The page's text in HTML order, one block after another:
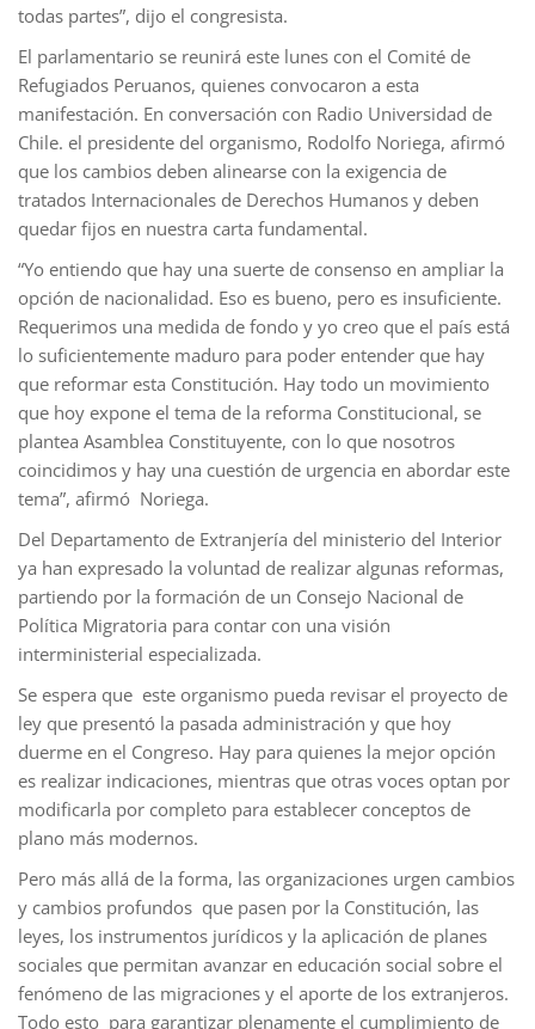
todas partes”, dijo el congresista.
El parlamentario se reunirá este lunes con el Comité de
Refugiados Peruanos, quienes convocaron a esta
manifestación. En conversación con Radio Universidad de
Chile. el presidente del organismo, Rodolfo Noriega, afirmó
que los cambios deben alinearse con la exigencia de
tratados Internacionales de Derechos Humanos y deben
quedar fijos en nuestra carta fundamental.
“Yo entiendo que hay una suerte de consenso en ampliar la
opción de nacionalidad. Eso es bueno, pero es insuficiente.
Requerimos una medida de fondo y yo creo que el país está
lo suficientemente maduro para poder entender que hay
que reformar esta Constitución. Hay todo un movimiento
que hoy expone el tema de la reforma Constitucional, se
plantea Asamblea Constituyente, con lo que nosotros
coincidimos y hay una cuestión de urgencia en abordar este
tema”, afirmó Noriega.
Del Departamento de Extranjería del ministerio del Interior
ya han expresado la voluntad de realizar algunas reformas,
partiendo por la formación de un Consejo Nacional de
Política Migratoria para contar con una visión
interministerial especializada.
Se espera que este organismo pueda revisar el proyecto de
ley que presentó la pasada administración y que hoy
duerme en el Congreso. Hay para quienes la mejor opción
es realizar indicaciones, mientras que otras voces optan por
modificarla por completo para establecer conceptos de
plano más modernos.
Pero más allá de la forma, las organizaciones urgen cambios
y cambios profundos que pasen por la Constitución, las
leyes, los instrumentos jurídicos y la aplicación de planes
sociales que permitan avanzar en educación social sobre el
fenómeno de las migraciones y el aporte de los extranjeros.
Todo esto para garantizar plenamente el cumplimiento de